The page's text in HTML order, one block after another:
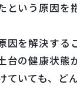
という原因を
因を解決する
台の健康状態
ていても、ど